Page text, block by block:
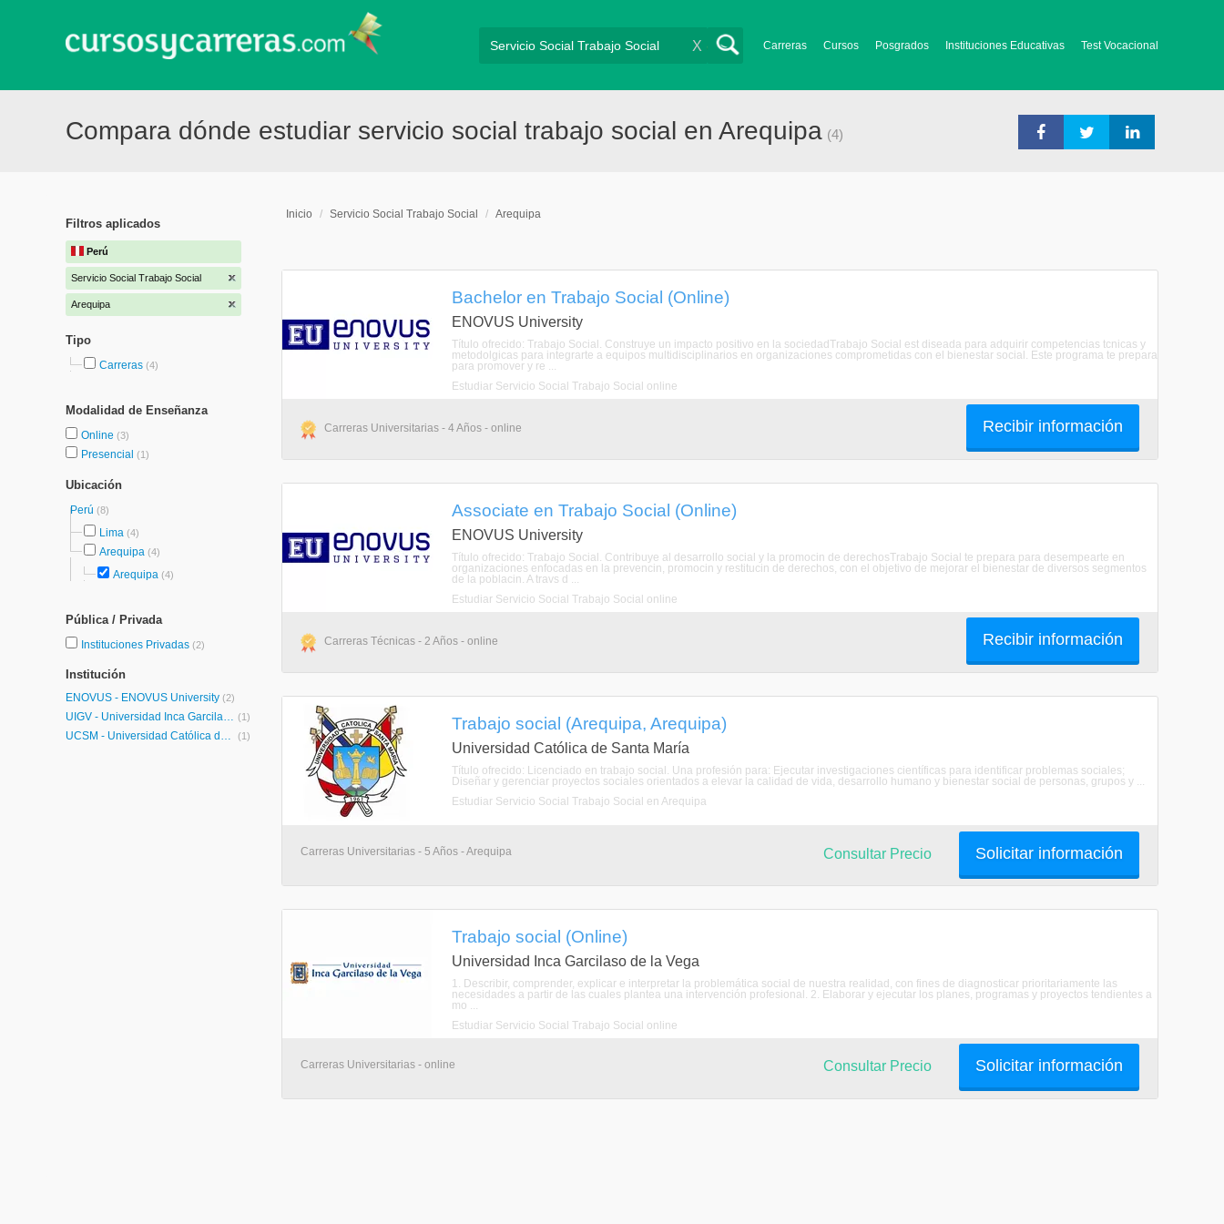
Carreras Cursos Posgrados Instituciones Educativas Test Vocacional
X
Compara dónde estudiar servicio social trabajo social en Arequipa (4)
Filtros aplicados
Perú
Servicio Social Trabajo Social
Arequipa
Tipo
Carreras (4)
Modalidad de Enseñanza
Online (3)
Presencial (1)
Ubicación
Perú (8)
Lima (4)
Arequipa (4)
Arequipa (4)
Pública / Privada
Instituciones Privadas (2)
Institución
ENOVUS - ENOVUS University (2)
UIGV - Universidad Inca Garcilaso de la Vega (1)
UCSM - Universidad Católica de Santa María (1)
Inicio / Servicio Social Trabajo Social / Arequipa
Bachelor en Trabajo Social (Online)
ENOVUS University
Título ofrecido: Trabajo Social. Construye un impacto positivo en la sociedadTrabajo Social est diseada para adquirir competencias tcnicas y
metodolgicas para integrarte a equipos multidisciplinarios en organizaciones comprometidas con el bienestar social. Este programa te prepara
para promover y re ...
Estudiar Servicio Social Trabajo Social online
Carreras Universitarias - 4 Años - online Recibir información
Associate en Trabajo Social (Online)
ENOVUS University
Título ofrecido: Trabajo Social. Contribuye al desarrollo social y la promocin de derechosTrabajo Social te prepara para desempearte en
organizaciones enfocadas en la prevencin, promocin y restitucin de derechos, con el objetivo de mejorar el bienestar de diversos segmentos
de la poblacin. A travs d ...
Estudiar Servicio Social Trabajo Social online
Carreras Técnicas - 2 Años - online Recibir información
Trabajo social (Arequipa, Arequipa)
Universidad Católica de Santa María
Título ofrecido: Licenciado en trabajo social. Una profesión para: Ejecutar investigaciones científicas para identificar problemas sociales;
Diseñar y gerenciar proyectos sociales orientados a elevar la calidad de vida, desarrollo humano y bienestar social de personas, grupos y ...
Estudiar Servicio Social Trabajo Social en Arequipa
Carreras Universitarias - 5 Años - Arequipa Solicitar información
Consultar Precio
Trabajo social (Online)
Universidad Inca Garcilaso de la Vega
1. Describir, comprender, explicar e interpretar la problemática social de nuestra realidad, con fines de diagnosticar prioritariamente las
necesidades a partir de las cuales plantea una intervención profesional. 2. Elaborar y ejecutar los planes, programas y proyectos tendientes a
mo ...
Estudiar Servicio Social Trabajo Social online
Carreras Universitarias - online Solicitar información
Consultar Precio